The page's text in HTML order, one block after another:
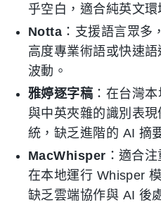
乎空白，適合純英文環
Notta ：支援語言眾多
高度專業術語或快速
波動。
雅婷逐字稿 ：在台灣
與中英夾雜的識別表
統，缺乏進階的 AI 摘
MacWhisper ：適合
在本地運行 Whisper
缺乏雲端協作與 AI 後